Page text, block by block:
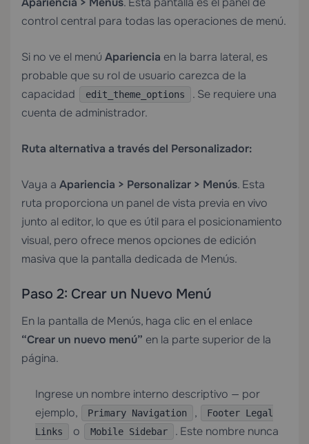
control central para todas las operaciones de menú.
Si no ve el menú Apariencia en la barra lateral, es
probable que su rol de usuario carezca de la
capacidad
edit_theme_options
. Se requiere una
cuenta de administrador.
Ruta alternativa a través del Personalizador:
Vaya a Apariencia > Personalizar > Menús. Esta
ruta proporciona un panel de vista previa en vivo
junto al editor, lo que es útil para el posicionamiento
visual, pero ofrece menos opciones de edición
masiva que la pantalla dedicada de Menús.
Paso 2: Crear un Nuevo Menú
En la pantalla de Menús, haga clic en el enlace
“Crear un nuevo menú” en la parte superior de la
página.
Ingrese un nombre interno descriptivo — por
ejemplo,
Primary Navigation ,
Footer Legal
Links
o Mobile Sidebar
. Este nombre nunca